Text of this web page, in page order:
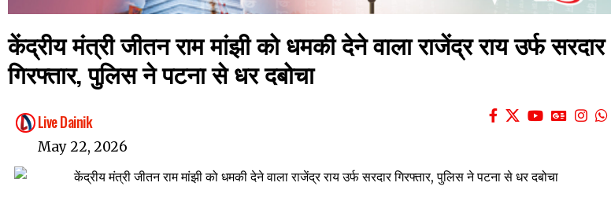
केंद्रीय मंत्री जीतन राम मांझी को धमकी देने वाला राजेंद्र राय उर्फ सरदार
गिरफ्तार, पुलिस ने पटना से धर दबोचा
Live Dainik
May 22, 2026